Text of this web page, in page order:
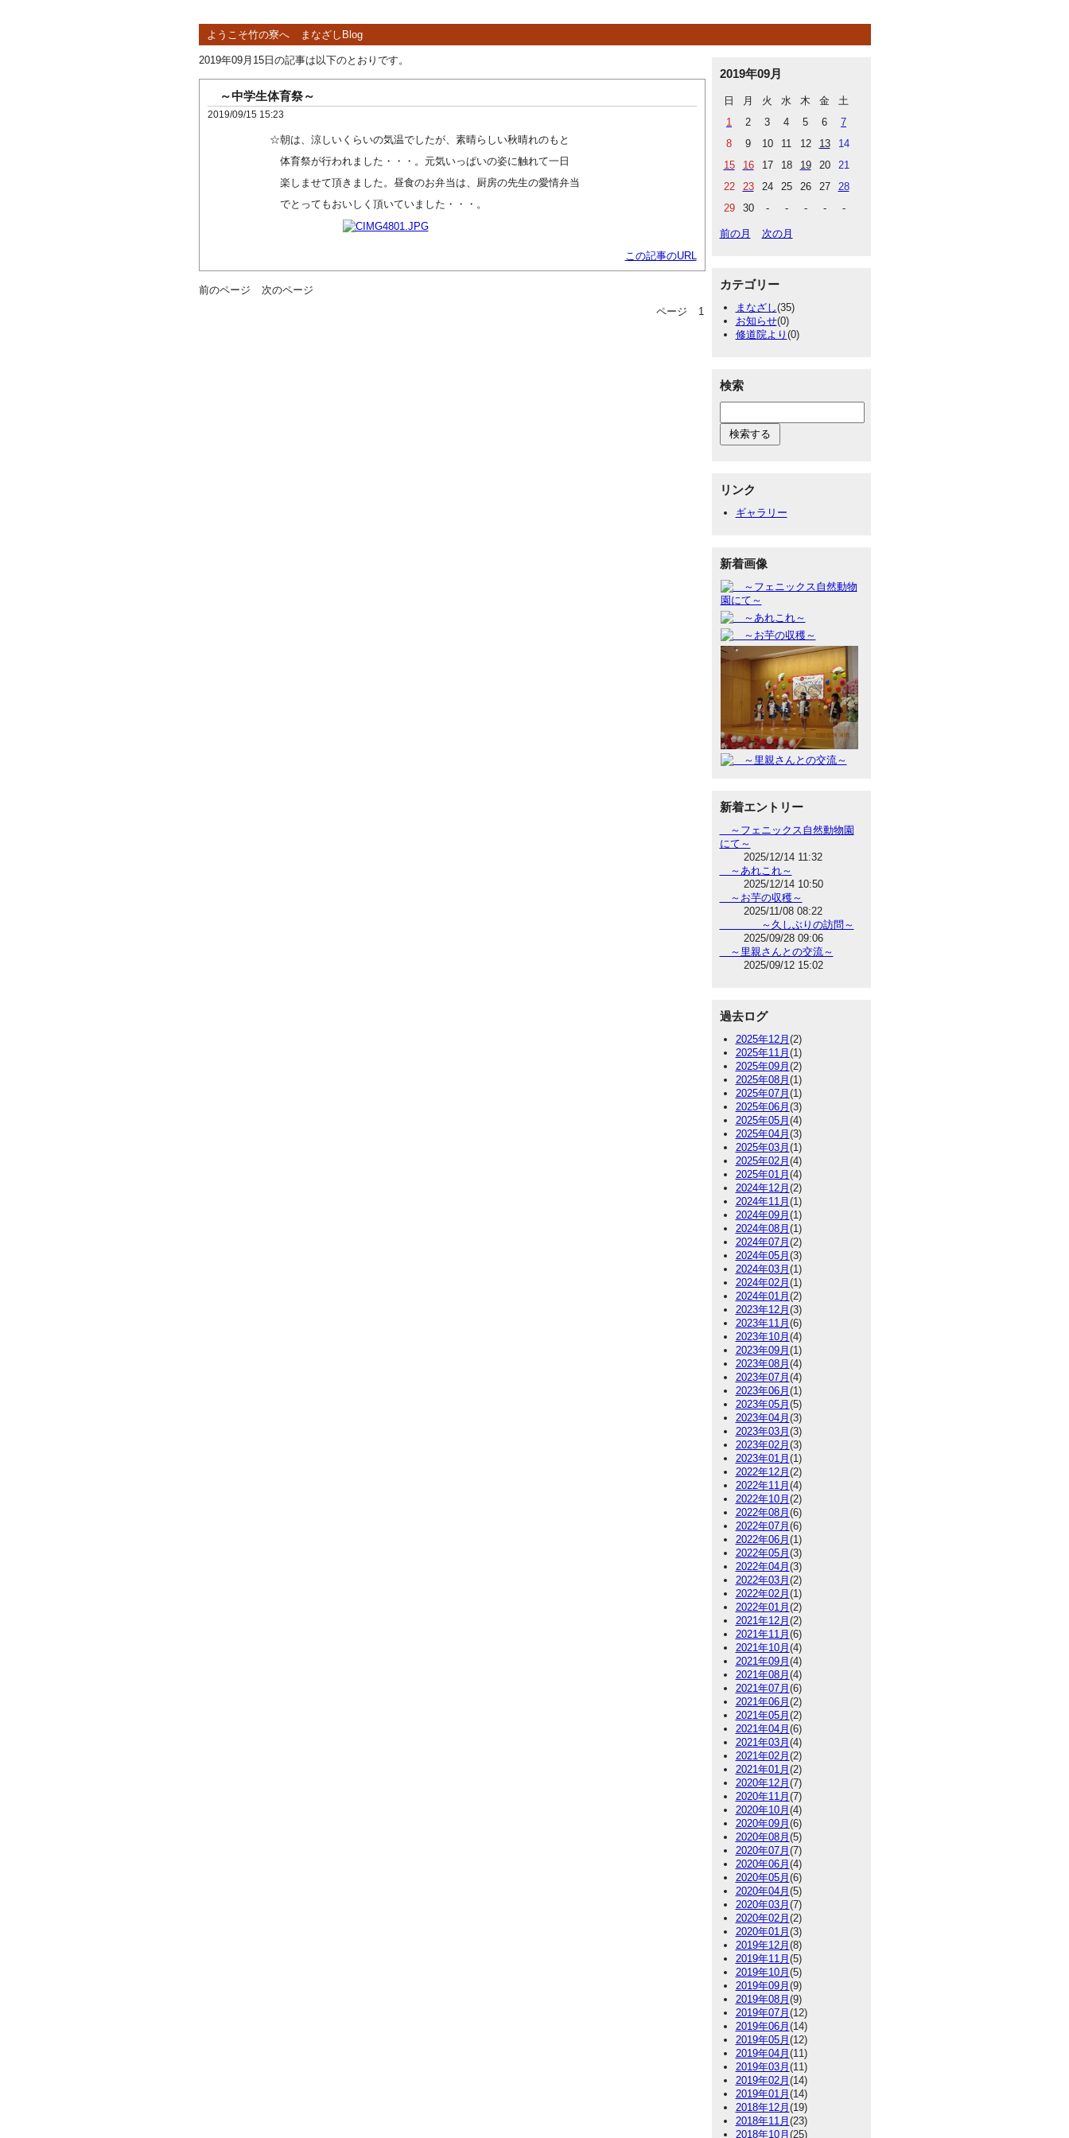
ようこそ竹の寮へ まなざしBlog
2019年09月15日の記事は以下のとおりです。
～中学生体育祭～
2019/09/15 15:23
☆朝は、涼しいくらいの気温でしたが、素晴らしい秋晴れのもと
体育祭が行われました・・・。元気いっぱいの姿に触れて一日
楽しませて頂きました。昼食のお弁当は、厨房の先生の愛情弁当
でとってもおいしく頂いていました・・・。
この記事のURL
前のページ
次のページ
ページ
1
2019年09月
日 月 火 水 木 金
土
1
2 3 4 5 6
7
8
9 10 11 12 13
14
15
16 17 18 19 20
21
22
23 24 25 26 27
28
29
30 - - - - -
前の月 次の月
カテゴリー
まなざし(35)
お知らせ(0)
修道院より (0)
検索
リンク
ギャラリー
新着画像
新着エントリー
～フェニックス自然動物園
にて～
2025/12/14 11:32
～あれこれ～
2025/12/14 10:50
～お芋の収穫～
2025/11/08 08:22
～久しぶりの訪問～
2025/09/28 09:06
～里親さんとの交流～
2025/09/12 15:02
過去ログ
2025年12月 (2)
2025年11月 (1)
2025年09月 (2)
2025年08月 (1)
2025年07月 (1)
2025年06月 (3)
2025年05月 (4)
2025年04月 (3)
2025年03月 (1)
2025年02月 (4)
2025年01月 (4)
2024年12月 (2)
2024年11月 (1)
2024年09月 (1)
2024年08月 (1)
2024年07月 (2)
2024年05月 (3)
2024年03月 (1)
2024年02月 (1)
2024年01月 (2)
2023年12月 (3)
2023年11月 (6)
2023年10月 (4)
2023年09月 (1)
2023年08月 (4)
2023年07月 (4)
2023年06月 (1)
2023年05月 (5)
2023年04月 (3)
2023年03月 (3)
2023年02月 (3)
2023年01月 (1)
2022年12月 (2)
2022年11月 (4)
2022年10月 (2)
2022年08月 (6)
2022年07月 (6)
2022年06月 (1)
2022年05月 (3)
2022年04月 (3)
2022年03月 (2)
2022年02月 (1)
2022年01月 (2)
2021年12月 (2)
2021年11月 (6)
2021年10月 (4)
2021年09月 (4)
2021年08月 (4)
2021年07月 (6)
2021年06月 (2)
2021年05月 (2)
2021年04月 (6)
2021年03月 (4)
2021年02月 (2)
2021年01月 (2)
2020年12月 (7)
2020年11月 (7)
2020年10月 (4)
2020年09月 (6)
2020年08月 (5)
2020年07月 (7)
2020年06月 (4)
2020年05月 (6)
2020年04月 (5)
2020年03月 (7)
2020年02月 (2)
2020年01月 (3)
2019年12月 (8)
2019年11月 (5)
2019年10月 (5)
2019年09月 (9)
2019年08月 (9)
2019年07月 (12)
2019年06月 (14)
2019年05月 (12)
2019年04月 (11)
2019年03月 (11)
2019年02月 (14)
2019年01月 (14)
2018年12月 (19)
2018年11月 (23)
2018年10月 (25)